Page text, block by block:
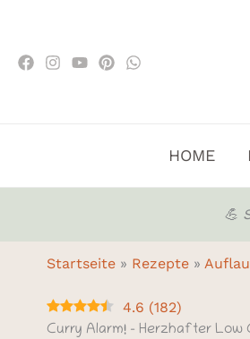
springen
HOME
💪
Startseite » Rezepte »
4.6 (182)
Curry Alarm! – Herzhafter